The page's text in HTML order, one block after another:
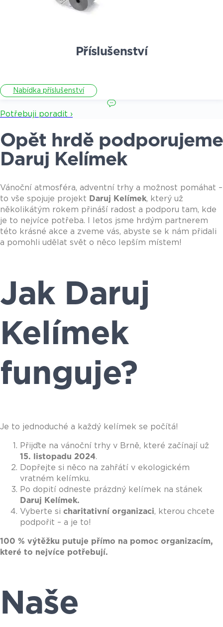
Příslušenství
Nabídka příslušenství
Potřebuji poradit ›
Opět hrdě podporujeme
Daruj Kelímek
Vánoční atmosféra, adventní trhy a možnost pomáhat –
to vše spojuje projekt Daruj Kelímek, který už
několikátým rokem přináší radost a podporu tam, kde
je to nejvíce potřeba. I letos jsme hrdým partnerem
této krásné akce a zveme vás, abyste se k nám přidali
a pomohli udělat svět o něco lepším místem!
Jak Daruj
Kelímek
funguje?
Je to jednoduché a každý kelímek se počítá!
Přijďte na vánoční trhy v Brně, které začínají už
15. listopadu 2024.
Dopřejte si něco na zahřátí v ekologickém
vratném kelímku.
Po dopití odneste prázdný kelímek na stánek
Daruj Kelímek.
Vyberte si charitativní organizaci, kterou chcete
podpořit – a je to!
100 % výtěžku putuje přímo na pomoc organizacím,
které to nejvíce potřebují.
Naše